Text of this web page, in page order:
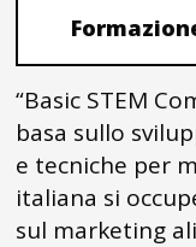
“Basic STEM
basa sullo
e tecniche per
italiana si
sul marketing